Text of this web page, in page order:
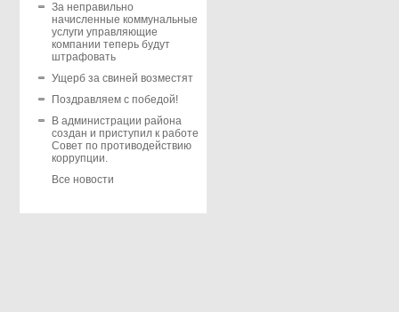
За неправильно
начисленные коммунальные
услуги управляющие
компании теперь будут
штрафовать
Ущерб за свиней возместят
Поздравляем с победой!
В администрации района
создан и приступил к работе
Совет по противодействию
коррупции.
Все новости